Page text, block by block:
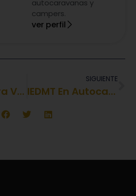
autocaravanas y
campers.
ver perfil
Consejos Para Viajar En Autocaravana Con Perro
SIGUIENTE
IEDMT En Autocaravanas En España: Todo Lo Que Debes Saber